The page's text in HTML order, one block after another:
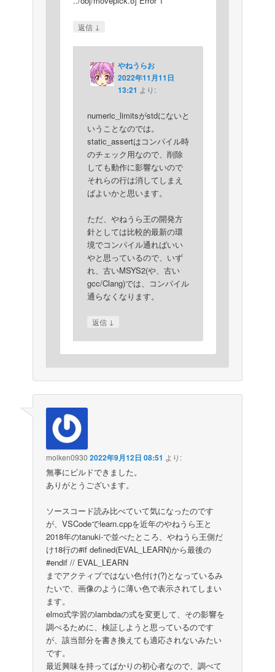
返信 ↓
やねうらお
2022年11月11日
13:21 より:
numeric_limitsがstdにないと
いうことなのでは。
static_assertはコンパイル時
のチェック用なので、削除
しても動作に影響ないので
それらの行は消してしまえ
ばよいかと思います。
ただ、やねうら王の開発方
針としては比較的最新の環
境でコンパイル通ればいい
やと思っているので、いず
れ、古いMSYS2(や、古い
gcc/Clang)では、コンパイル
通らなくなります。
返信 ↓
molken0930 2022年9月12日 08:51 より:
無事にビルドできました。
ありがとうございます。
ソースコード読み比べていて気になったのです
が、VSCodeでlearn.cppを近年のやねうら王と
2018年のtanuki-で並べたところ、やねうら王側だ
け18行の#if defined(EVAL_LEARN)から最後の
#endif // EVAL_LEARN
までアクティブではない色付け(?)となっているみ
たいで、画像のように薄い色で表示されてしまい
ます。
elmo式学習のlambdaの式を変更して、その影響を
調べるために、検証しようと思っているのです
が、該当部分を書き換えても適応されないみたい
です。
最近興味を持ってばかりの初心者なので、調べて